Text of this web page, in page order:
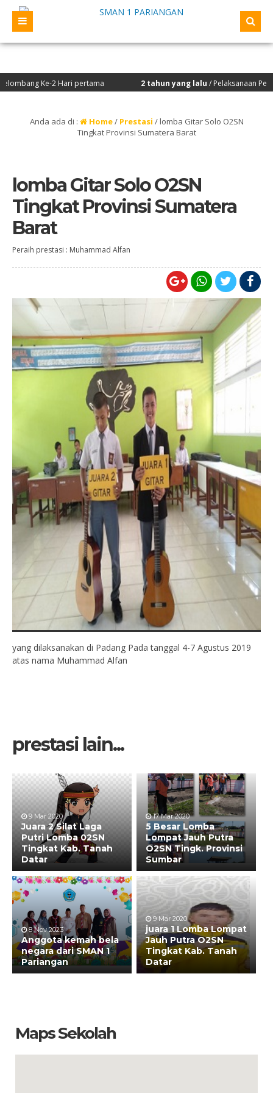
Ke-2 Hari pertama 2 tahun yang lalu/ Pelaksanaan Penilaian
Anda ada di : Home/ Prestasi /lomba Gitar Solo O2SN
Tingkat Provinsi Sumatera Barat
lomba Gitar Solo O2SN
Tingkat Provinsi Sumatera
Barat
Peraih prestasi : Muhammad Alfan
yang dilaksanakan di Padang Pada tanggal 4-7 Agustus 2019
atas nama Muhammad Alfan
prestasi lain...
9 Mar 2020
Juara 2 Silat Laga
Putri Lomba 02SN
Tingkat Kab. Tanah
Datar
17 Mar 2020
5 Besar Lomba
Lompat Jauh Putra
O2SN Tingk. Provinsi
Sumbar
8 Nov 2023
Anggota kemah bela
negara dari SMAN 1
Pariangan
9 Mar 2020
juara 1 Lomba Lompat
Jauh Putra O2SN
Tingkat Kab. Tanah
Datar
Maps Sekolah